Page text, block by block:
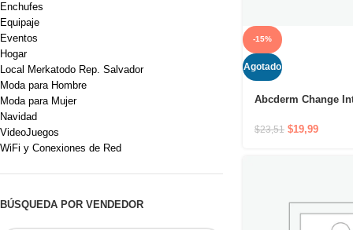
Enchufes
Equipaje
Eventos
Hogar
Local Merkatodo Rep. Salvador
Moda para Hombre
Moda para Mujer
Navidad
VideoJuegos
WiFi y Conexiones de Red
BÚSQUEDA POR VENDEDOR
-15%
Agotado
Abcderm Change
dermatitis del pañal
$23,51 $19,99